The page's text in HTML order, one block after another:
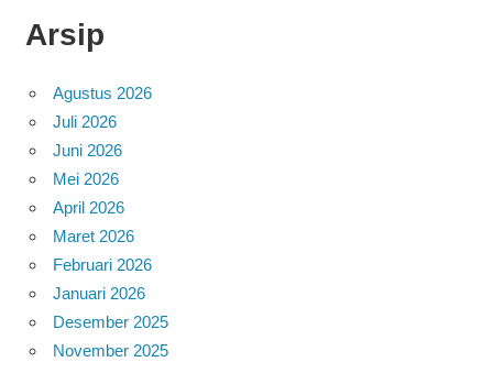
Arsip
Agustus 2026
Juli 2026
Juni 2026
Mei 2026
April 2026
Maret 2026
Februari 2026
Januari 2026
Desember 2025
November 2025